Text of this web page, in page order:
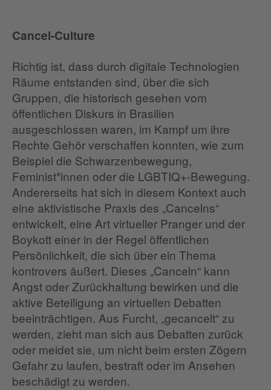
Cancel-Culture
Richtig ist, dass durch digitale Technologien
Räume entstanden sind, über die sich
Gruppen, die historisch gesehen vom
öffentlichen Diskurs in Brasilien
ausgeschlossen waren, im Kampf um ihre
Rechte Gehör verschaffen konnten, wie zum
Beispiel die Schwarzenbewegung,
Feminist*innen oder die LGBTIQ+-Bewegung.
Andererseits hat sich in diesem Kontext auch
eine aktivistische Praxis des „Cancelns“
entwickelt, eine Art virtueller Pranger und der
Boykott einer in der Regel öffentlichen
Persönlichkeit, die sich über ein Thema
kontrovers äußert. Dieses „Canceln“ kann
Angst oder Zurückhaltung bewirken und die
aktive Beteiligung an virtuellen Debatten
beeinträchtigen. Aus Furcht, „gecancelt“ zu
werden, zieht man sich aus Debatten zurück
oder meidet sie, um nicht beim ersten Zögern
Gefahr zu laufen, bestraft oder im Ansehen
beschädigt zu werden.